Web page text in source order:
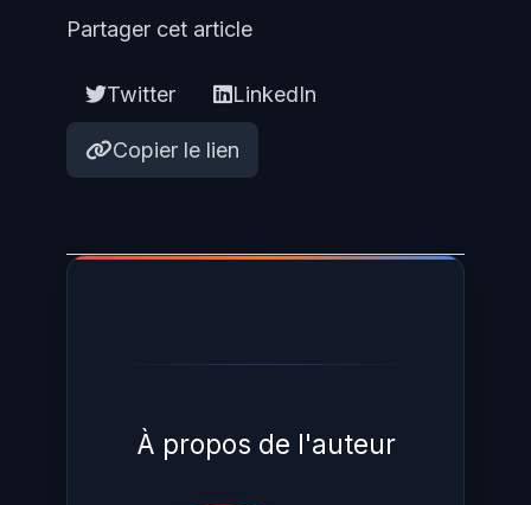
Partager cet article
Twitter LinkedIn
Copier le lien
À propos de l'auteur